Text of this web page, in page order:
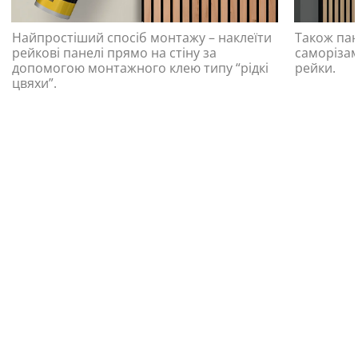
Найпростіший спосіб монтажу – наклеїти
рейкові панелі прямо на стіну за
допомогою монтажного клею типу “рідкі
цвяхи”.
Також
рейки.